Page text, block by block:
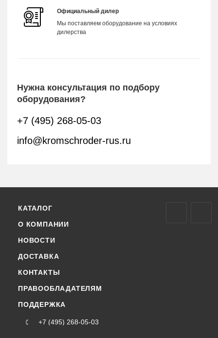
Официальный дилер
Мы поставляем оборудование на условиях
дилерства
Нужна консультация по подбору
оборудования?
+7 (495) 268-05-03
info@kromschroder-rus.ru
КАТАЛОГ
О КОМПАНИИ
НОВОСТИ
ДОСТАВКА
КОНТАКТЫ
ПРАВООБЛАДАТЕЛЯМ
ПОДДЕРЖКА
+7 (495) 268-05-03